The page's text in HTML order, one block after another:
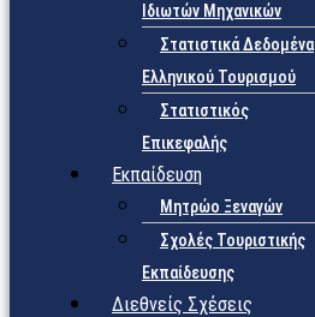
Ιδιωτών Μηχανικών
Στατιστικά Δεδομένα
Ελληνικού Τουρισμού
Στατιστικός
Επικεφαλής
Εκπαίδευση
Μητρώο Ξεναγών
Σχολές Τουριστικής
Εκπαίδευσης
Διεθνείς Σχέσεις